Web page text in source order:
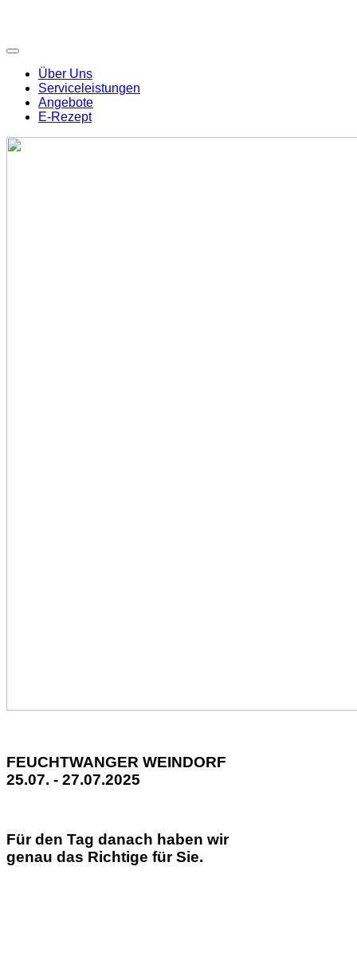
Über Uns
Serviceleistungen
Angebote
E-Rezept
FEUCHTWANGER WEINDORF
25.07. - 27.07.2025
Für den Tag danach haben wir
genau das Richtige für Sie.